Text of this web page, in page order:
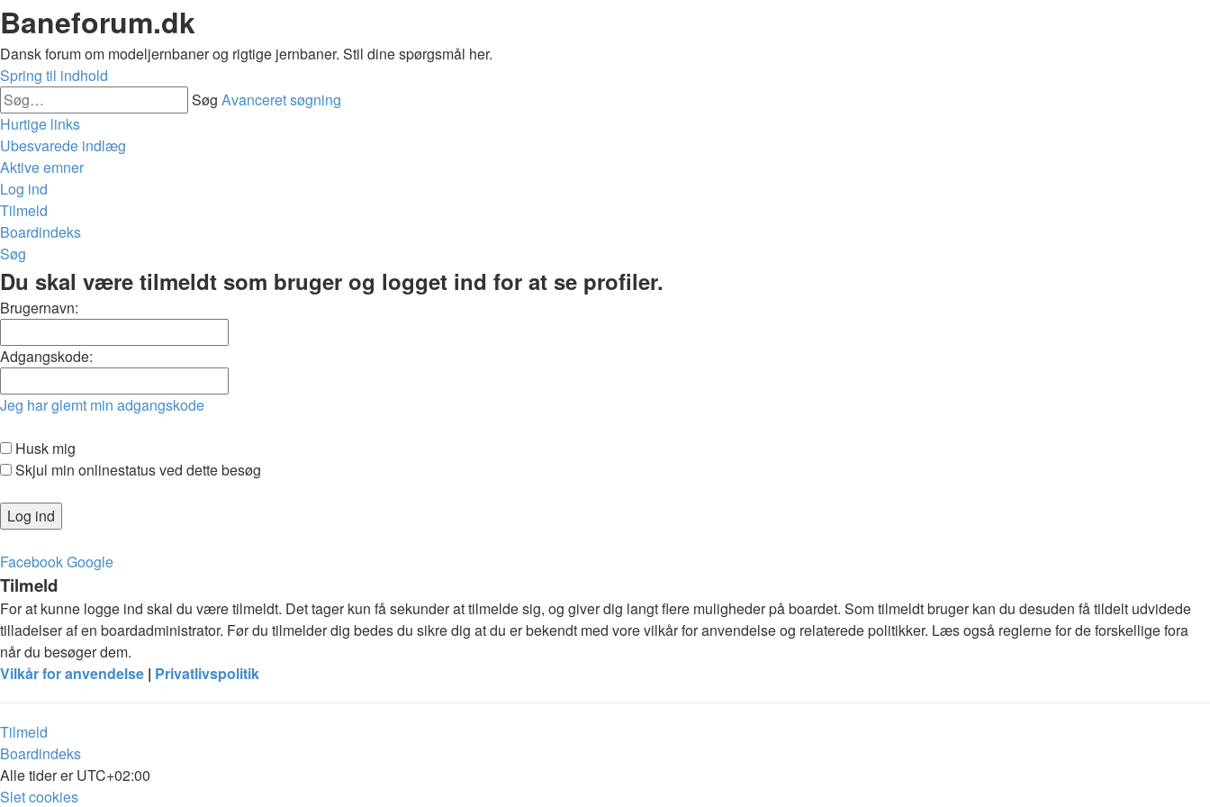
Baneforum.dk
Dansk forum om modeljernbaner og rigtige jernbaner. Stil dine spørgsmål her.
Spring til indhold
Søg Avanceret søgning
Hurtige links
Ubesvarede indlæg
Aktive emner
Log ind
Tilmeld
Boardindeks
Søg
Du skal være tilmeldt som bruger og logget ind for at se profiler.
Brugernavn:
Adgangskode:
Jeg har glemt min adgangskode
Husk mig
Skjul min onlinestatus ved dette besøg
FacebookGoogle
Tilmeld
For at kunne logge ind skal du være tilmeldt. Det tager kun få sekunder at tilmelde sig, og giver dig langt flere muligheder på boardet. Som tilmeldt bruger kan du desuden få tildelt udvidede
tilladelser af en boardadministrator. Før du tilmelder dig bedes du sikre dig at du er bekendt med vore vilkår for anvendelse og relaterede politikker. Læs også reglerne for de forskellige fora
når du besøger dem.
Vilkår for anvendelse | Privatlivspolitik
Tilmeld
Boardindeks
Alle tider erUTC+02:00
Slet cookies